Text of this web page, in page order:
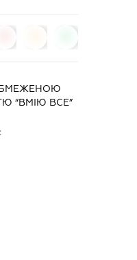
“ВМІЮ ВСЕ”